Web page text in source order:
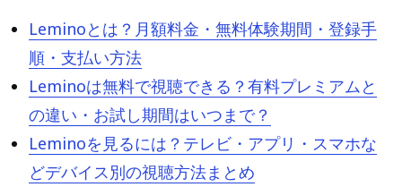
Leminoとは？月額料金・無料体験期間・登録手
順・支払い方法
Leminoは無料で視聴できる？有料プレミアムと
の違い・お試し期間はいつまで？
Leminoを見るには？テレビ・アプリ・スマホな
どデバイス別の視聴方法まとめ